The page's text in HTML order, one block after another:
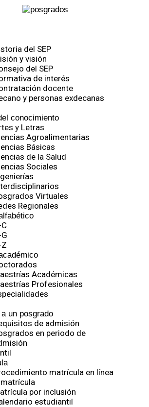
del SEP
y visión
del SEP
de interés
docente
y personas exdecanas
conocimiento
y Letras
Agroalimentarias
Básicas
de la Salud
Sociales
Virtuales
Regionales
Z
Académicas
Profesionales
un posgrado
de admisión
en periodo de
matrícula en línea
por inclusión
estudiantil